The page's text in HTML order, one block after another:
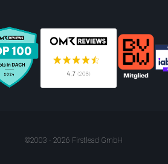
©2003 - 2026 Firstlead GmbH